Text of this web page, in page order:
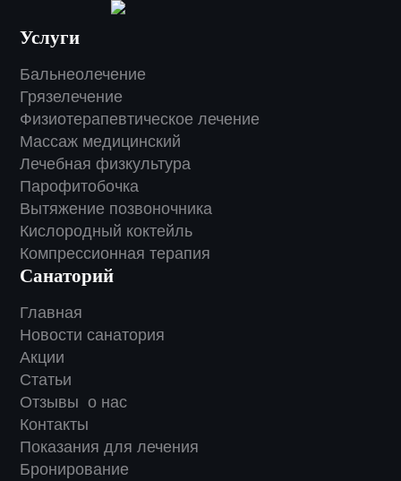
Услуги
Бальнеолечение
Грязелечение
Физиотерапевтическое лечение
Массаж медицинский
Лечебная физкультура
Парофитобочка
Вытяжение позвоночника
Кислородный коктейль
Компрессионная терапия
Санаторий
Главная
Новости санатория
Акции
Статьи
Отзывы о нас
Контакты
Показания для лечения
Бронирование